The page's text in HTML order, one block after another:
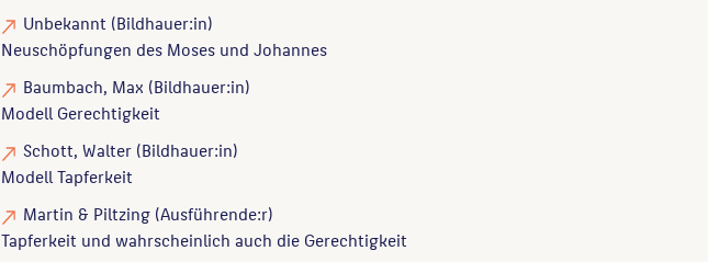
Unbekannt (Bildhauer:in)
Neuschöpfungen des Moses und Johannes
Baumbach, Max (Bildhauer:in)
Modell Gerechtigkeit
Schott, Walter (Bildhauer:in)
Modell Tapferkeit
Martin & Piltzing (Ausführende:r)
Tapferkeit und wahrscheinlich auch die Gerechtigkeit